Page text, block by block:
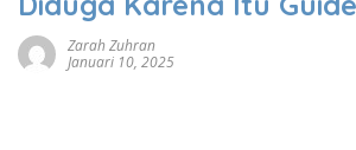
Zarah Zuhran
Januari 10, 2025